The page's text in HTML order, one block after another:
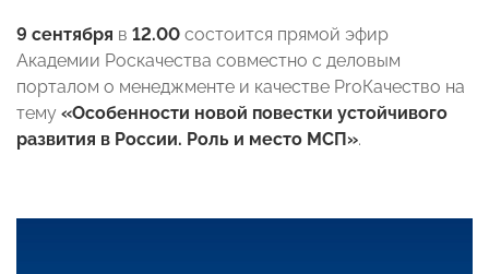
9 сентября в 12.00 состоится прямой эфир
Академии Роскачества совместно с деловым
порталом о менеджменте и качестве ProКачество на
тему «Особенности новой повестки устойчивого
развития в России. Роль и место МСП».